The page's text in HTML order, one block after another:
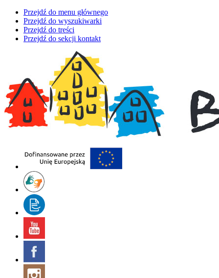
Przejdź do menu głównego
Przejdź do wyszukiwarki
Przejdź do treści
Przejdź do sekcji kontakt